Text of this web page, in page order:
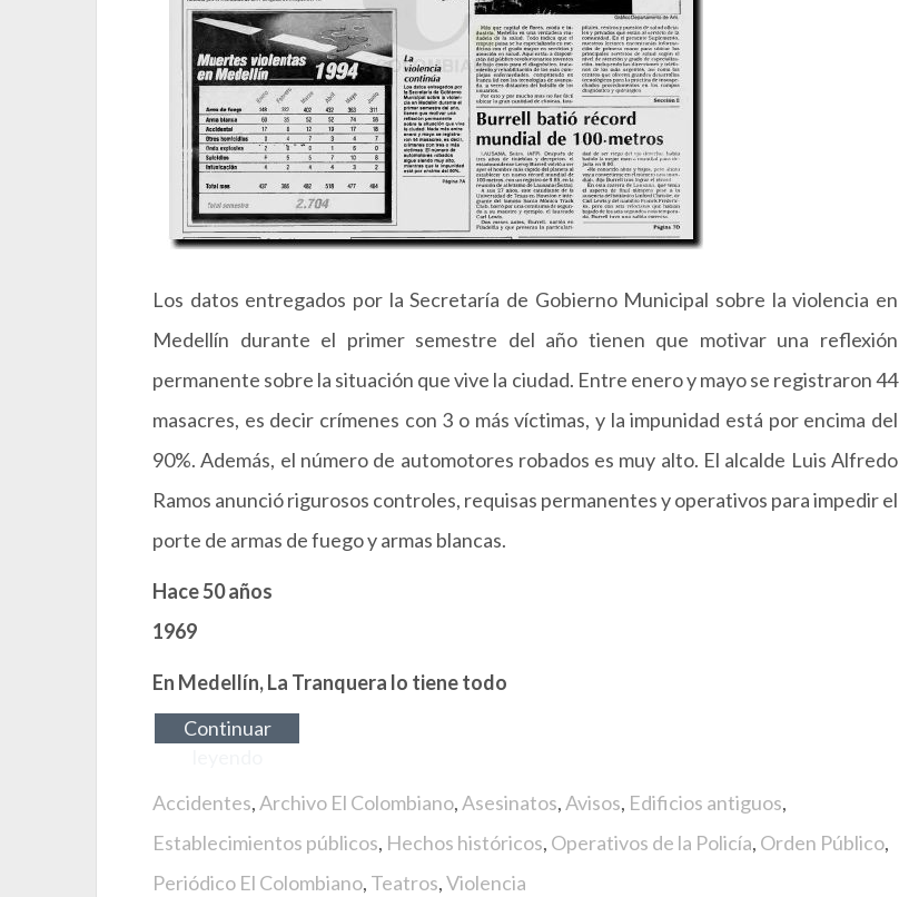
Los datos entregados por la Secretaría de Gobierno Municipal sobre la violencia en
Medellín durante el primer semestre del año tienen que motivar una reflexión
permanente sobre la situación que vive la ciudad. Entre enero y mayo se registraron 44
masacres, es decir crímenes con 3 o más víctimas, y la impunidad está por encima del
90%. Además, el número de automotores robados es muy alto. El alcalde Luis Alfredo
Ramos anunció rigurosos controles, requisas permanentes y operativos para impedir el
porte de armas de fuego y armas blancas.
Hace 50 años
1969
En Medellín, La Tranquera lo tiene todo
Continuar
Accidentes,Archivo El Colombiano,Asesinatos,Avisos, Edificios antiguos,
Establecimientos públicos, Hechos históricos, Operativos de la Policía, Orden Público,
Periódico El Colombiano, Teatros,Violencia